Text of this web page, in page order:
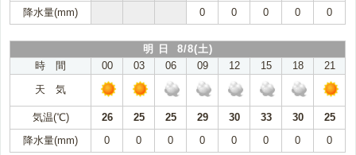
降水量(mm)
0 0 0 0 0
明 日 8/8(土)
時 間
00 03 06 09 12 15 18
21
天 気
気温(℃) 26 25 25 29 30 33 30
25
降水量(mm)
0 0 0 0 0 0 0 0